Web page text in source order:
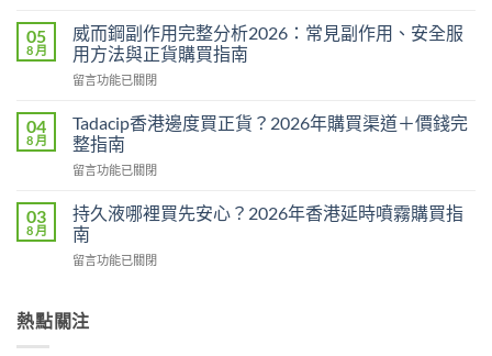
量
完
整
教
幾
時
食
多？
正
確
一
次
馬
糖
Hamer
效
真
相：
有
用
是
心
作
香
05
8 月
威而鋼副作用完整分析2026：常見副作用、安全服
用方法與正貨購買指南
在
而
鋼
副
作
完
整
分
析
見
留言功能已關閉
04
8 月
Tadacip香港邊度買正貨？2026年購買渠道＋價錢完
整指南
在
香
港
邊
度
貨？
留言功能已關閉
03
8 月
持久液哪裡買先安心？2026年香港延時噴霧購買指
南
在
液
哪
留言功能已關閉
熱點關注